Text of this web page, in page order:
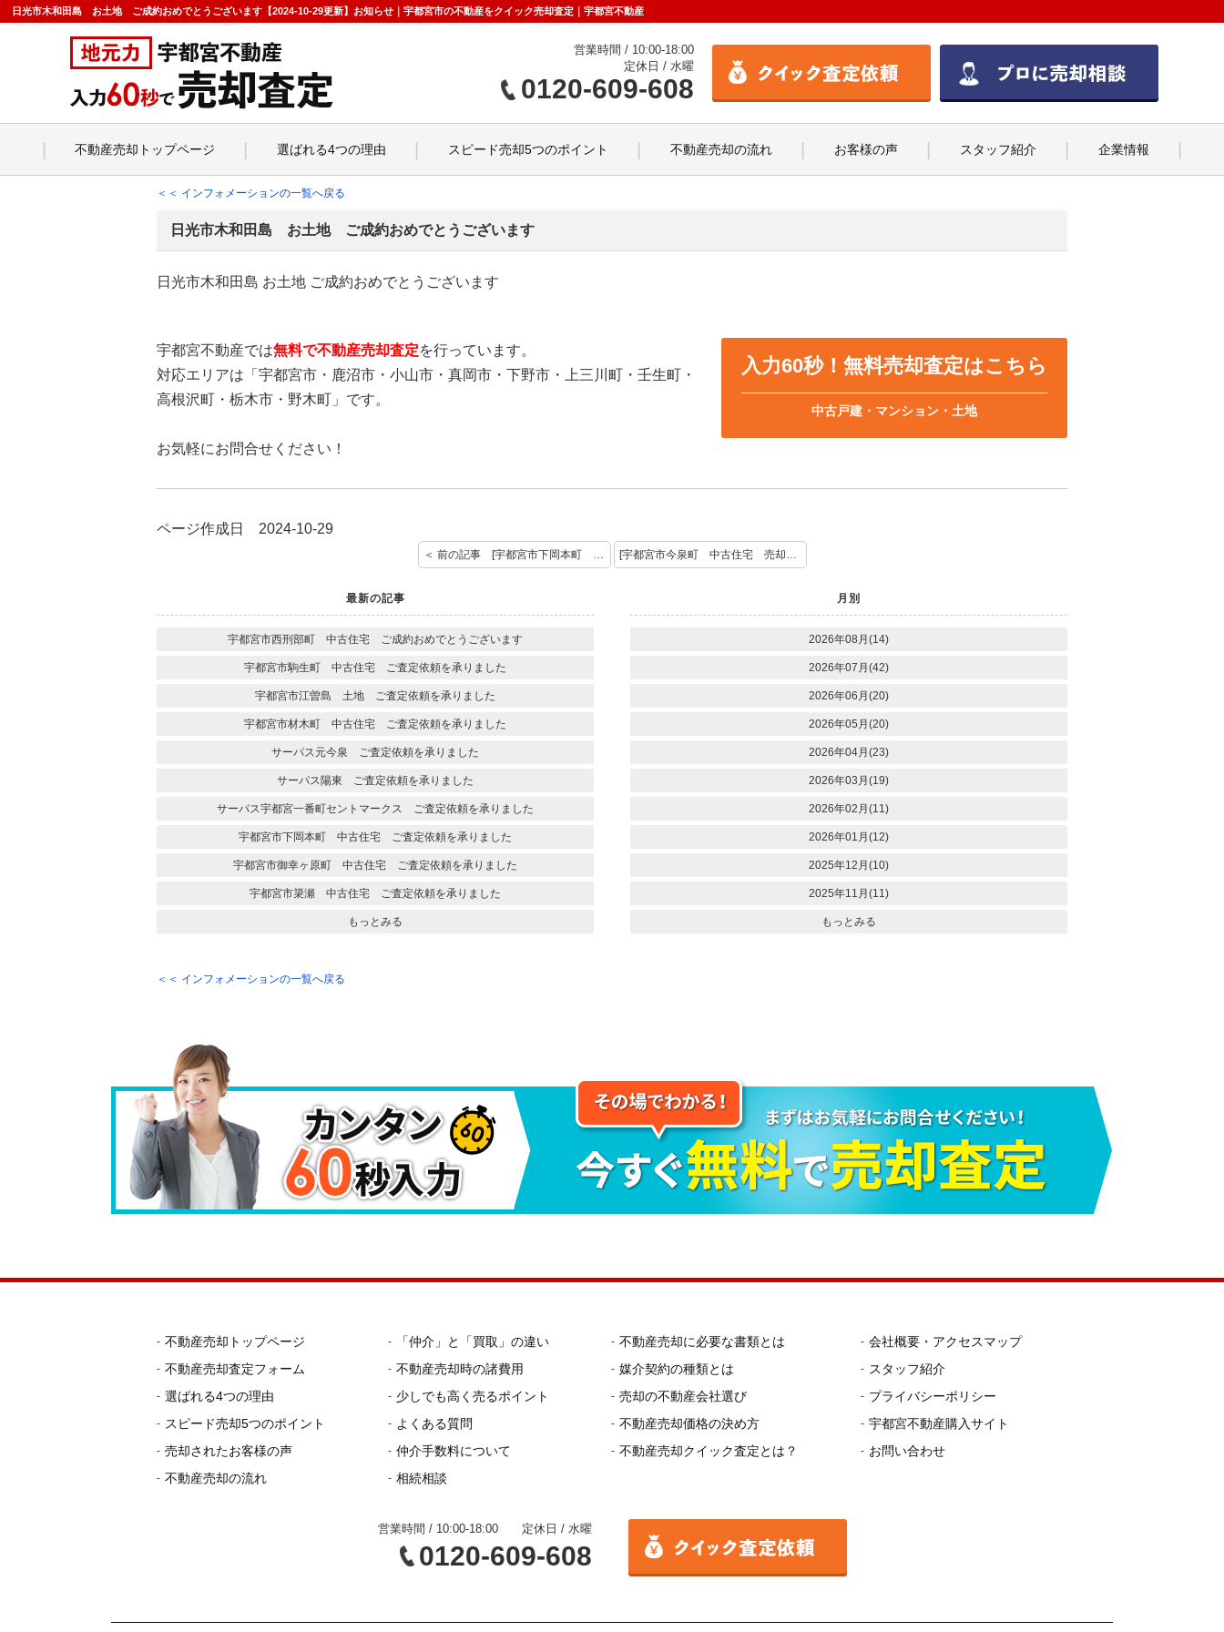
日光市木和田島 お土地 ご成約おめでとうございます【2024-10-29更新】お知らせ｜宇都宮市の不動産をクイック売却査定｜宇都宮不動産
営業時間 / 10:00-18:00
定休日 / 水曜
0120-609-608
不動産売却トップページ 選ばれる4つの理由 スピード売却5つのポイント 不動産売却の流れ お客様の声 スタッフ紹介 企業情報
＜＜ インフォメーションの一覧へ戻る
日光市木和田島 お土地 ご成約おめでとうございます
日光市木和田島 お土地 ご成約おめでとうございます
宇都宮不動産では無料で不動産売却査定を行っています。
対応エリアは「宇都宮市・鹿沼市・小山市・真岡市・下野市・上三川町・壬生町・
高根沢町・栃木市・野木町」です。
お気軽にお問合せください！
入力60秒！無料売却査定はこちら
中古戸建・マンション・土地
ページ作成日 2024-10-29
＜ 前の記事 [宇都宮市下岡本町 ご成約おめでとうございます] [宇都宮市今泉町 中古住宅 売却査定を承りました] 次の記事 ＞
最新の記事
宇都宮市西刑部町 中古住宅 ご成約おめでとうございます
宇都宮市駒生町 中古住宅 ご査定依頼を承りました
宇都宮市江曽島 土地 ご査定依頼を承りました
宇都宮市材木町 中古住宅 ご査定依頼を承りました
サーパス元今泉 ご査定依頼を承りました
サーパス陽東 ご査定依頼を承りました
サーパス宇都宮一番町セントマークス ご査定依頼を承りました
宇都宮市下岡本町 中古住宅 ご査定依頼を承りました
宇都宮市御幸ヶ原町 中古住宅 ご査定依頼を承りました
宇都宮市簗瀬 中古住宅 ご査定依頼を承りました
もっとみる
月別
2026年08月(14)
2026年07月(42)
2026年06月(20)
2026年05月(20)
2026年04月(23)
2026年03月(19)
2026年02月(11)
2026年01月(12)
2025年12月(10)
2025年11月(11)
もっとみる
＜＜ インフォメーションの一覧へ戻る
不動産売却トップページ
不動産売却査定フォーム
選ばれる4つの理由
スピード売却5つのポイント
売却されたお客様の声
不動産売却の流れ
「仲介」と「買取」の違い
不動産売却時の諸費用
少しでも高く売るポイント
よくある質問
仲介手数料について
相続相談
不動産売却に必要な書類とは
媒介契約の種類とは
売却の不動産会社選び
不動産売却価格の決め方
不動産売却クイック査定とは？
会社概要・アクセスマップ
スタッフ紹介
プライバシーポリシー
宇都宮不動産購入サイト
お問い合わせ
営業時間 / 10:00-18:00 定休日 / 水曜
0120-609-608